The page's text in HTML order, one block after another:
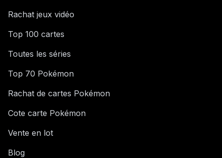
Rachat jeux vidéo
Top 100 cartes
Toutes les séries
Top 70 Pokémon
Rachat de cartes Pokémon
Cote carte Pokémon
Vente en lot
Blog